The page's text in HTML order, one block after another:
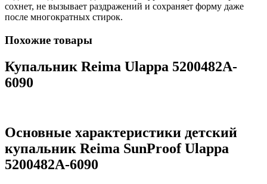
сохнет, не вызывает раздражений и сохраняет форму даже
после многократных стирок.
Похожие товары
Купальник Reima Ulappa 5200482A-
6090
Основные характеристики детский
купальник Reima SunProof Ulappa
5200482A-6090